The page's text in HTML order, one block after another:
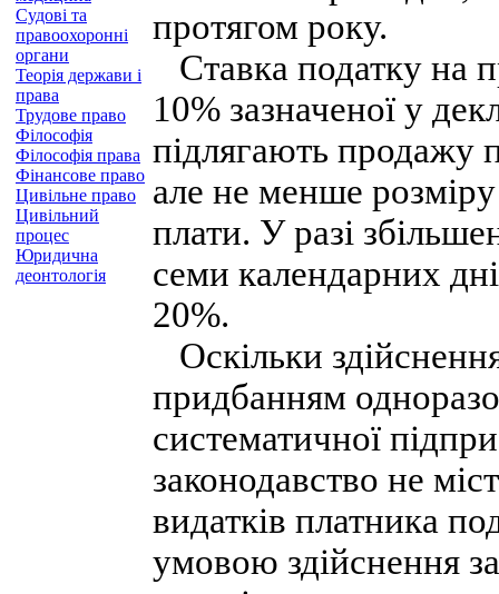
Судові та
правоохоронні
органи
Теорія держави і
права
Трудове право
Філософія
Філософія права
Фінансове право
Цивільне право
Цивільний
процес
Юридична
деонтологія
протягом року.
Ставка податку на
10% зазначеної у
підлягають продажу
але не менше розміру
плати. У разі
семи календарних
20%.
Оскільки
придбанням
систематичної
законодавство не
видатків платника
умовою здійснення